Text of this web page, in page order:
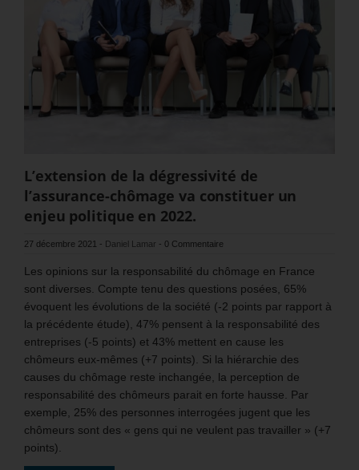
L’extension de la dégressivité de
l’assurance-chômage va constituer un
enjeu politique en 2022.
27 décembre 2021 - Daniel Lamar - 0 Commentaire
Les opinions sur la responsabilité du chômage en France
sont diverses. Compte tenu des questions posées, 65%
évoquent les évolutions de la société (-2 points par rapport à
la précédente étude), 47% pensent à la responsabilité des
entreprises (-5 points) et 43% mettent en cause les
chômeurs eux-mêmes (+7 points). Si la hiérarchie des
causes du chômage reste inchangée, la perception de
responsabilité des chômeurs parait en forte hausse. Par
exemple, 25% des personnes interrogées jugent que les
chômeurs sont des « gens qui ne veulent pas travailler » (+7
points).